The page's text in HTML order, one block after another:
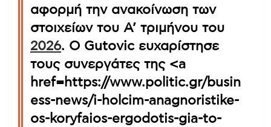
αφορμή την ανακοίνωση των
στοιχείων του Α’ τριμήνου του
2026. Ο Gutovic ευχαρίστησε
τους συνεργάτες της <a
href=https://www.politic.gr/busin
ess-news/i-holcim-anagnoristike-
os-koryfaios-ergodotis-gia-to-